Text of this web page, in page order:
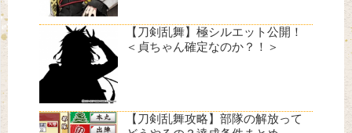
【刀剣乱舞】極シルエット公開！
＜貞ちゃん確定なのか？！＞
【刀剣乱舞攻略】部隊の解放って